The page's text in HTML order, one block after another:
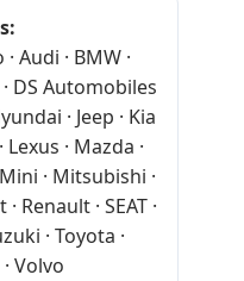
Audi · BMW ·
DS Automobiles
· Jeep · Kia
Lexus · Mazda ·
· Mitsubishi ·
Renault · SEAT ·
· Toyota ·
Volvo